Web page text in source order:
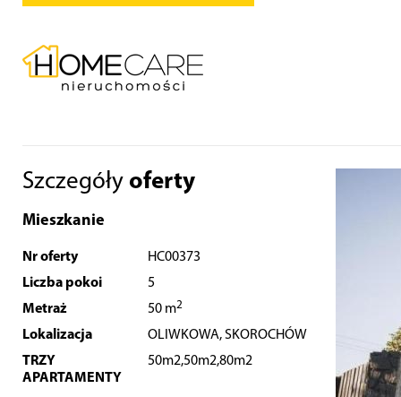
Szczegóły oferty
Mieszkanie
Nr oferty
HC00373
Liczba pokoi
5
Metraż
50 m2
Lokalizacja
OLIWKOWA, SKOROCHÓW
TRZY
APARTAMENTY
50m2,50m2,80m2